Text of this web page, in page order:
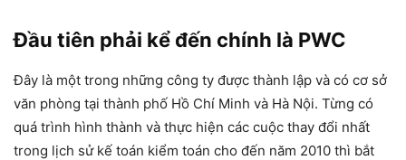
Đầu tiên phải kể đến chính là PWC
Đây là một trong những công ty được thành lập và có cơ sở
văn phòng tại thành phố Hồ Chí Minh và Hà Nội. Từng có
quá trình hình thành và thực hiện các cuộc thay đổi nhất
trong lịch sử kế toán kiểm toán cho đến năm 2010 thì bắt